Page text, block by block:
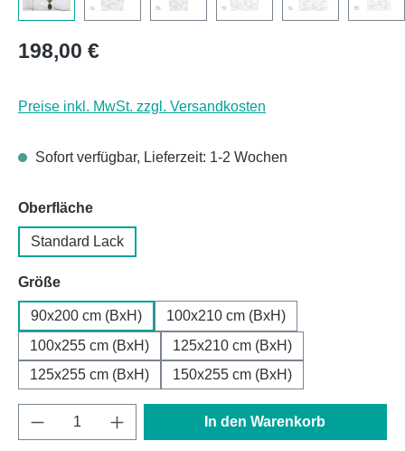
Regulärer Preis:
198,00 €
Preise inkl. MwSt. zzgl. Versandkosten
Sofort verfügbar, Lieferzeit: 1-2 Wochen
Oberflächeauswählen
Standard Lack
Größeauswählen
90x200 cm (BxH)
100x210 cm (BxH)
100x255 cm (BxH)
125x210 cm (BxH)
125x255 cm (BxH)
150x255 cm (BxH)
Produkt Anzahl: Gib den gewünschten
In den Warenkorb